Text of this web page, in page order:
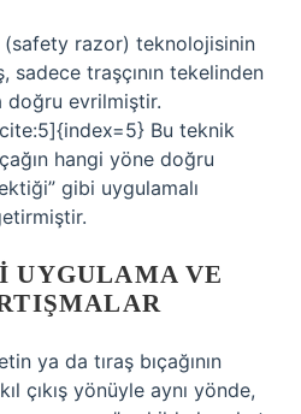
(safety razor) teknolojisinin
sadece traşçının tekelinden
doğru evrilmiştir.
Bu teknik
hangi yöne doğru
gibi uygulamalı
UYGULAMA VE
ya da tıraş bıçağının
çıkış yönüyle aynı yönde,